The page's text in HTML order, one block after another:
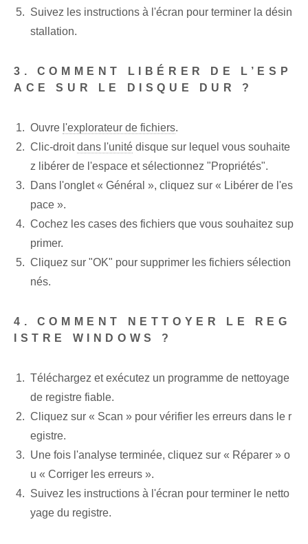
Suivez les instructions à l'écran pour terminer la désin
stallation.
3. COMMENT LIBÉRER DE L’ESP
ACE SUR LE DISQUE DUR ?
Ouvre l'explorateur de fichiers.
Clic-droitdans l'unité disque sur lequel vous souhaite
z libérer de l'espace et sélectionnez "Propriétés".
Dans l'onglet « Général », cliquez sur « Libérer de l'es
pace ».
Cochez les cases des fichiers que vous souhaitez sup
primer.
Cliquez sur "OK" pour supprimer les fichiers sélection
nés.
4. COMMENT NETTOYER LE REG
ISTRE WINDOWS ?
Téléchargez et exécutez un programme de nettoyage
de registre fiable.
Cliquez sur « Scan » pour vérifier les erreurs dans le r
egistre.
Une fois l'analyse terminée, cliquez sur « Réparer » o
u « Corriger les erreurs ».
Suivez les instructions à l'écran pour terminer le netto
yage du registre.